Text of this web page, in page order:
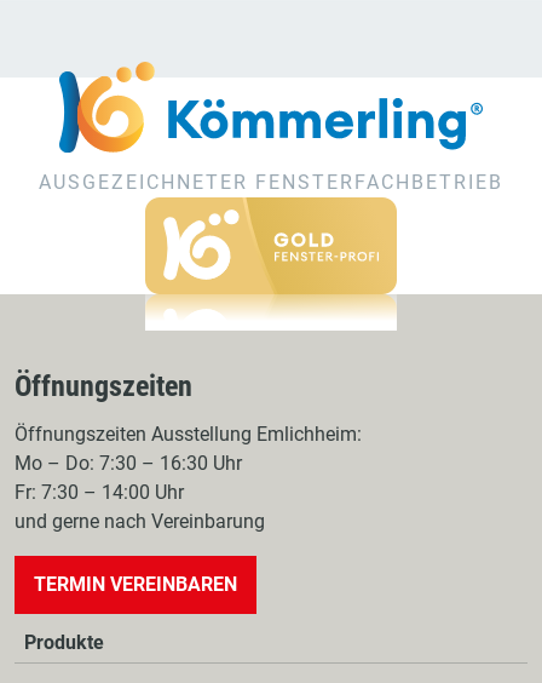
AUSGEZEICHNETER FENSTERFACHBETRIEB
Öffnungszeiten
Öffnungszeiten Ausstellung Emlichheim:
Mo – Do: 7:30 – 16:30 Uhr
Fr: 7:30 – 14:00 Uhr
und gerne nach Vereinbarung
TERMIN VEREINBAREN
Produkte